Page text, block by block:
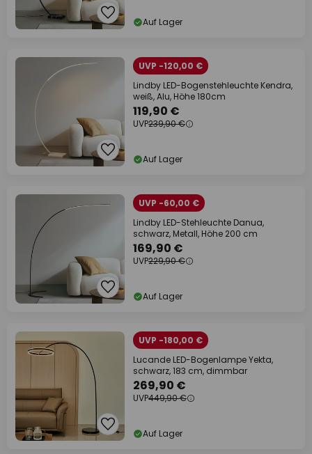
Auf Lager
UVP -120,00 €
Lindby LED-Bogenstehleuchte Kendra,
weiß, Alu, Höhe 180cm
119,90 €
UVP239,90 €
Auf Lager
UVP -60,00 €
Lindby LED-Stehleuchte Danua,
schwarz, Metall, Höhe 200 cm
169,90 €
UVP229,90 €
Auf Lager
UVP -180,00 €
Lucande LED-Bogenlampe Yekta,
schwarz, 183 cm, dimmbar
269,90 €
UVP449,90 €
Auf Lager